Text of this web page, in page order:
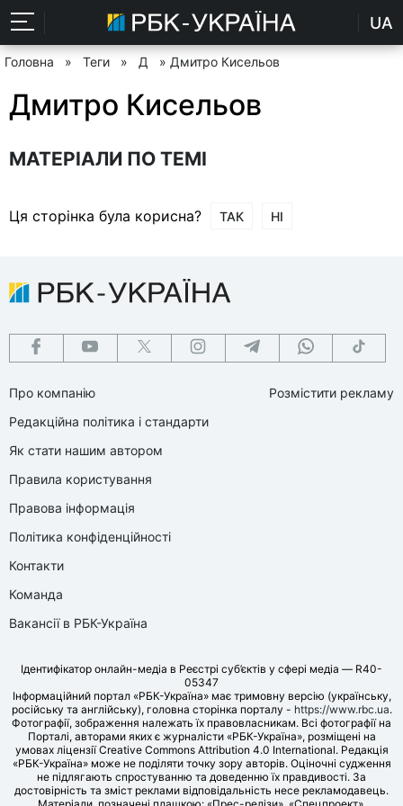
UA
Головна » Теги » Д » Дмитро Кисельов
Дмитро Кисельов
МАТЕРІАЛИ ПО ТЕМІ
Ця сторінка була корисна? ТАК НІ
Про компанію
Редакційна політика і стандарти
Як стати нашим автором
Правила користування
Правова інформація
Політика конфіденційності
Контакти
Команда
Вакансії в РБК-Україна
Розмістити рекламу
Ідентифікатор онлайн-медіа в Реєстрі суб’єктів у сфері медіа — R40-
05347
Інформаційний портал «РБК-Україна» має тримовну версію (українську,
російську та англійську), головна сторінка порталу - https://www.rbc.ua.
Фотографії, зображення належать їх правовласникам. Всі фотографії на
Порталі, авторами яких є журналісти «РБК-Україна», розміщені на
умовах ліцензії Creative Commons Attribution 4.0 International. Редакція
«РБК-Україна» може не поділяти точку зору авторів. Оціночні судження
не підлягають спростуванню та доведенню їх правдивості. За
достовірність та зміст реклами відповідальність несе рекламодавець.